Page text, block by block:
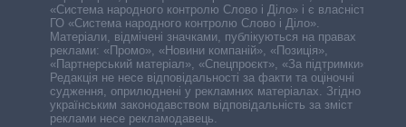
«Система народного контролю Слово і Діло» і є власністю
ГО «Система народного контролю Слово і Діло».
Матеріали, відмічені значками, публікуються на правах
реклами: «Промо», «Новини компаній», «Позиція»,
«Партнерський матеріал», «Спецпроєкт», «За підтримки».
Редакція не несе відповідальності за факти та оціночні
судження, оприлюднені у рекламних матеріалах. Згідно з
українським законодавством відповідальність за зміст
реклами несе рекламодавець.